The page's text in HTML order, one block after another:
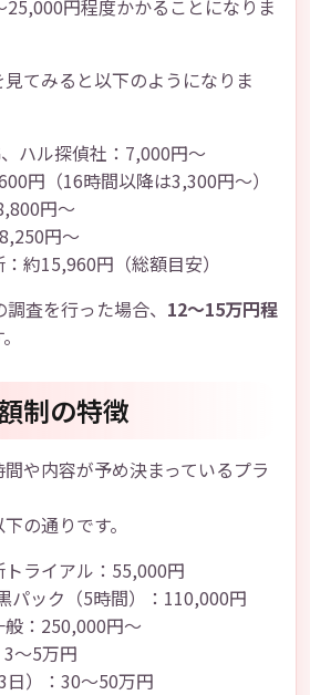
円程度かかることになりま
てみると以下のようになりま
ハル探偵社：7,000円〜
円（16時間以降は3,300円〜）
円〜
円〜
約15,960円（総額目安）
査を行った場合、 12〜15万円程
制の特徴
や内容が予め決まっているプラ
の通りです。
ライアル：55,000円
パック（5時間）：110,000円
：250,000円〜
〜5万円
）：30〜50万円